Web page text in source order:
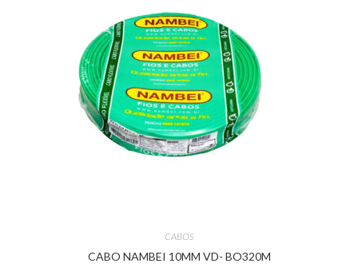
CABOS
CABO NAMBEI 10MM VD- BO320M